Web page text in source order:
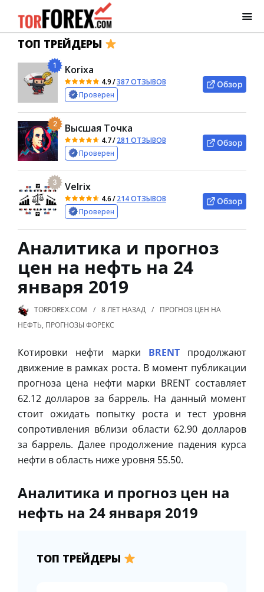
ТОП ТРЕЙДЕРЫ
1 Korixa
4.9/387 ОТЗЫВОВ
Проверен
Обзор
2 Высшая Точка
4.7/281 ОТЗЫВОВ
Проверен
Обзор
3 Velrix
4.6/214 ОТЗЫВОВ
Проверен
Обзор
Аналитика и прогноз
цен на нефть на 24
января 2019
TORFOREX.COM 8 ЛЕТ НАЗАД
ПРОГНОЗ ЦЕН НА
НЕФТЬ, ПРОГНОЗЫ ФОРЕКС
Котировки нефти марки BRENTпродолжают
движение в рамках роста. В момент публикации
прогноза цена нефти марки BRENT составляет
62.12 долларов за баррель. На данный момент
стоит ожидать попытку роста и тест уровня
сопротивления вблизи области 62.90 долларов
за баррель. Далее продолжение падения курса
нефти в область ниже уровня 55.50.
Аналитика и прогноз цен на
нефть на 24 января 2019
ТОП ТРЕЙДЕРЫ